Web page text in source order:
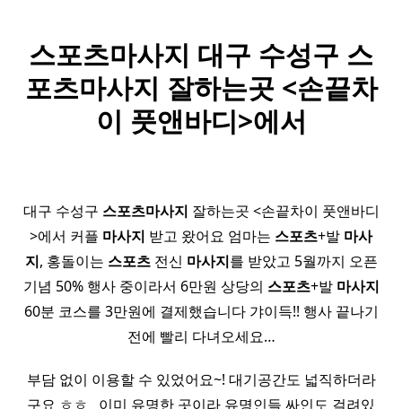
스포츠마사지 대구 수성구 스
포츠마사지 잘하는곳 <손끝차
이 풋앤바디>에서
대구 수성구 스포츠마사지 잘하는곳 <손끝차이 풋앤바디
>에서 커플 마사지 받고 왔어요 엄마는 스포츠+발 마사
지, 홍돌이는 스포츠전신 마사지를 받았고 5월까지 오픈
기념 50% 행사 중이라서 6만원 상당의 스포츠+발 마사지
60분 코스를 3만원에 결제했습니다 갸이득!! 행사 끝나기
전에 빨리 다녀오세요…
부담 없이 이용할 수 있었어요~! 대기공간도 넓직하더라
구요 ㅎㅎ ​ ​ 이미 유명한 곳이라 유명인들 싸인도 걸려있